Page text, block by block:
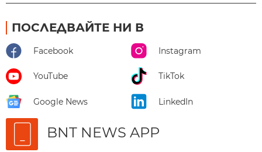
ПОСЛЕДВАЙТЕ НИ В
Facebook Instagram
YouTube TikTok
Google News LinkedIn
BNT NEWS APP